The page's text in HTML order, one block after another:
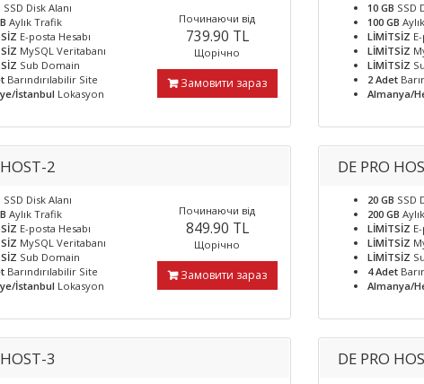
SSD Disk Alanı
Aylık Trafik
E-posta Hesabı
MySQL Veritabanı
Sub Domain
Barındırılabilir Site
İstanbul Lokasyon
Починаючи від
739.90 TL
Щорічно
Замовити зараз
10 GB SSD
100 GB
LİMİTSİZ
LİMİTSİZ
LİMİTSİZ
2 Adet
Almanya/
2
SSD Disk Alanı
Aylık Trafik
E-posta Hesabı
MySQL Veritabanı
Sub Domain
Barındırılabilir Site
İstanbul Lokasyon
Починаючи від
849.90 TL
Щорічно
Замовити зараз
DE PRO
20 GB SSD
200 GB
LİMİTSİZ
LİMİTSİZ
LİMİTSİZ
4 Adet
Almanya/
3 DE PRO